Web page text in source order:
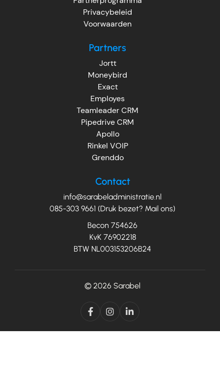
Privacybeleid
Voorwaarden
Partners
Jortt
Moneybird
Exact
Employes
Teamleader CRM
Pipedrive CRM
Apollo
Rinkel VOIP
Grenddo
Contact
info@sarabeladministratie.nl
085-303 9661 (Druk bezet? Mail ons)
Becon 754626
KvK 76902218
BTW NL003153206B24
© 2026 Sarabel
  